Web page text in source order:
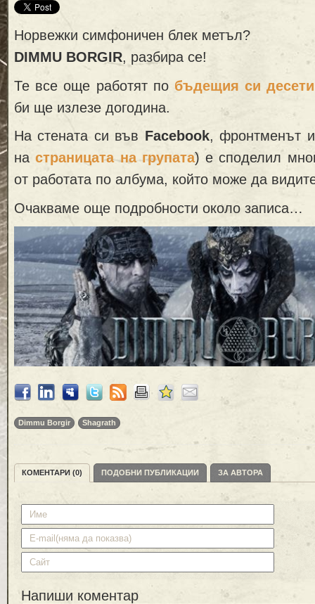
Норвежки симфоничен блек метъл?
DIMMU BORGIR, разбира се!
Те все още работят по бъдещия си
би ще излезе догодина.
На стената си във Facebook, фронтменът
настраницата на групата) е споделил
от работата по албума, който може да
Очакваме още подробности около записа…
Dimmu Borgir Shagrath
КОМЕНТАРИ (0) ПОДОБНИ ПУБЛИКАЦИИ ЗА АВТОРА
Напиши коментар